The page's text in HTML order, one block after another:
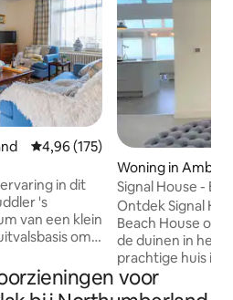
Gemiddelde beoordeling van
4,96 (175)
in dit
's
van een klein
om
terwijl
rijden naar
Woning in Amble
Signal House -
2020 gebouwd
Ontdek Signal
Beach House
de duinen in het
prachtige huis is
de ideale mix van
charme aan de kust. Met
voor